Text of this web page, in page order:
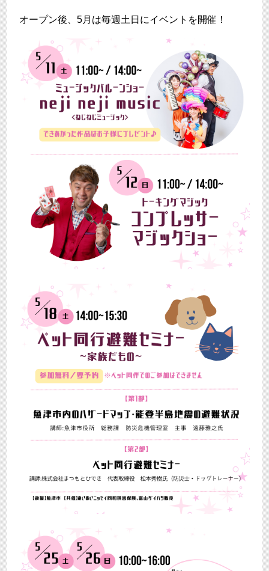
オープン後、5月は毎週土日にイベントを開催！